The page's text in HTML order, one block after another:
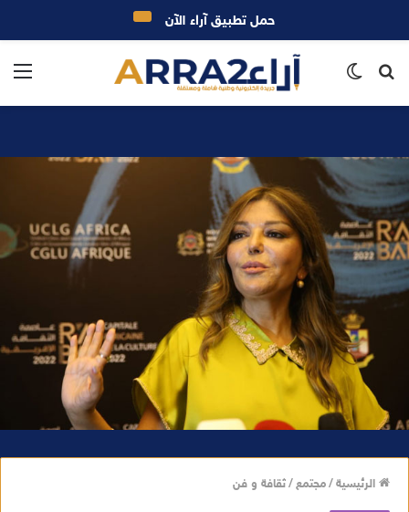
بحث
الرئيسية/مجتمع/ثقافة و فن
حمل تطبيق آراء الآن